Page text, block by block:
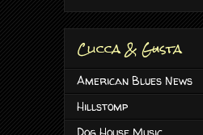
Clicca & Gusta
American Blues News
Hillstomp